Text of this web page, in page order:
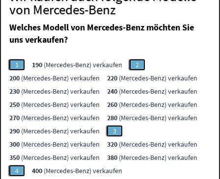
von Mercedes-Benz
Welches Modell von Mercedes-Benz möchten Sie
uns verkaufen?
1 190 (Mercedes-Benz) verkaufen
2
200 (Mercedes-Benz) verkaufen 220 (Mercedes-Benz) verkaufen
230 (Mercedes-Benz) verkaufen 240 (Mercedes-Benz) verkaufen
250 (Mercedes-Benz) verkaufen 260 (Mercedes-Benz) verkaufen
270 (Mercedes-Benz) verkaufen 280 (Mercedes-Benz) verkaufen
290 (Mercedes-Benz) verkaufen
3
300 (Mercedes-Benz) verkaufen 320 (Mercedes-Benz) verkaufen
350 (Mercedes-Benz) verkaufen 380 (Mercedes-Benz) verkaufen
4
400 (Mercedes-Benz) verkaufen